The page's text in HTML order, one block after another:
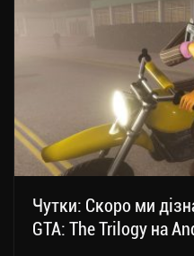
Чутки: Скоро ми
GTA: The Trilogy на